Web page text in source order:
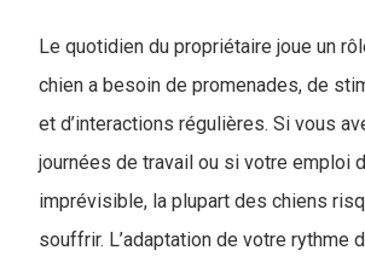
Le quotidien du propriétaire joue un
chien a besoin de promenades, de
et d’interactions régulières. Si vous
journées de travail ou si votre emploi
imprévisible, la plupart des chiens
souffrir. L’adaptation de votre rythme